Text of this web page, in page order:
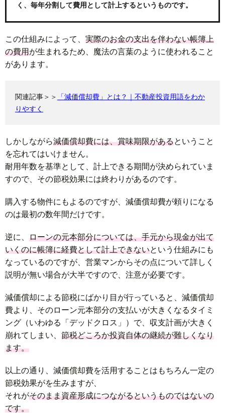
く、毎年分割して費用として計上するというものです。
この仕組みによって、 実際のお金の支出を伴わない帳簿上
の費用が生まれるため、魔法の言葉のように使われること
があります。
関連記事＞＞
「減価償却費」とは？｜不動産投資用語をわか
りやすく
しかしながら減価償却費には、賞味期限があるということ
を忘れてはいけません。
耐用年数を基準として、計上できる期間が決められていま
すので、その節税効果には終わりがあるのです。
購入する物件にもよるのですが、減価償却費が頼りになる
のは最初の数年間だけです。
逆に、 ローンの元本部分については、手元から現金が出て
いくのに帳簿に経費として計上できないという仕組みにも
なっているのですが、営業マンからその点について詳しく
説明が無い場合が大半ですので、注意が必要です。
減価償却による節税にばかり目が行っていると、減価償却
費より、そのローン元本部分の支払いが大きくなるタイミ
ング（いわゆる「デッドクロス」）で、収支計画が大きく
崩れてしまい、 節税どころか投資自体の継続が難しくなり
ます。
以上の通り、減価償却費を活用することはもちろん一定の
節税効果がを生みますが、
それがそのまま資産形成につながるというものではないの
です。